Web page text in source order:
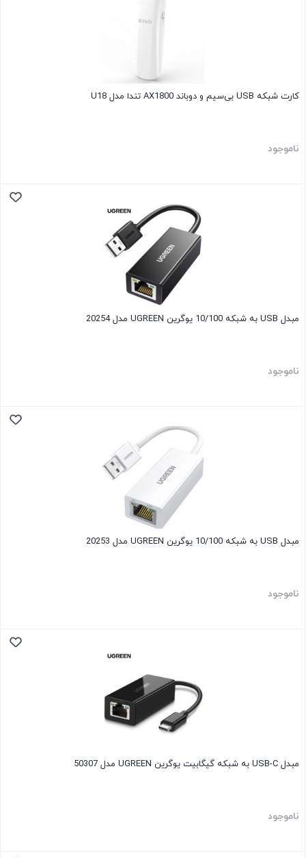
کارت شبکه USB بی‌سیم و دوباند AX1800 تندا مدل U18
ناموجود
مبدل USB به شبکه 10/100 یوگرین UGREEN مدل 20254
ناموجود
مبدل USB به شبکه 10/100 یوگرین UGREEN مدل 20253
ناموجود
مبدل USB-C به شبکه گیگابیت یوگرین UGREEN مدل 50307
ناموجود